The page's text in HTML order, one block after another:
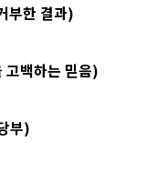
부한 결과)
고백하는 믿음)
부)